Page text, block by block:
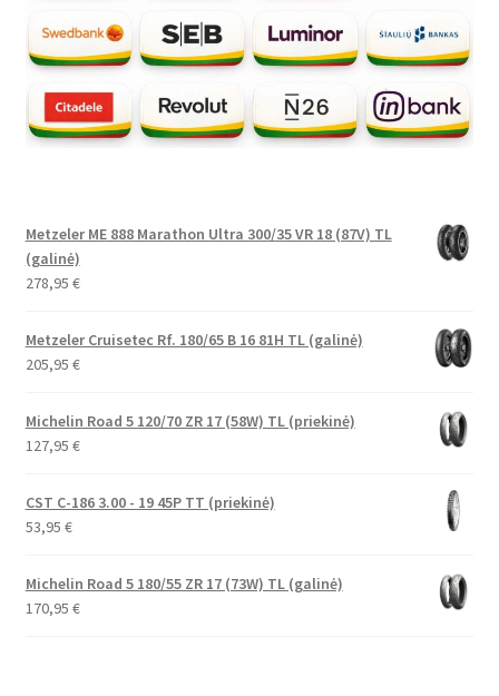
Metzeler ME 888 Marathon Ultra 300/35 VR 18 (87V) TL
(galinė)
278,95 €
Metzeler Cruisetec Rf. 180/65 B 16 81H TL (galinė)
205,95 €
Michelin Road 5 120/70 ZR 17 (58W) TL (priekinė)
127,95 €
CST C-186 3.00 - 19 45P TT (priekinė)
53,95 €
Michelin Road 5 180/55 ZR 17 (73W) TL (galinė)
170,95 €